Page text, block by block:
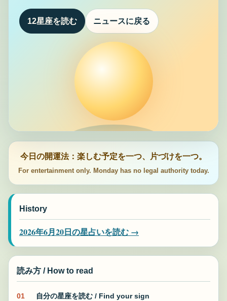
12星座を読む ニュースに戻る
今日の開運法：楽しむ予定を一つ、片づけを一つ。
For entertainment only. Monday has no legal authority today.
History
2026年6月20日の星占いを読む →
読み方 / How to read
01 自分の星座を読む / Find your sign